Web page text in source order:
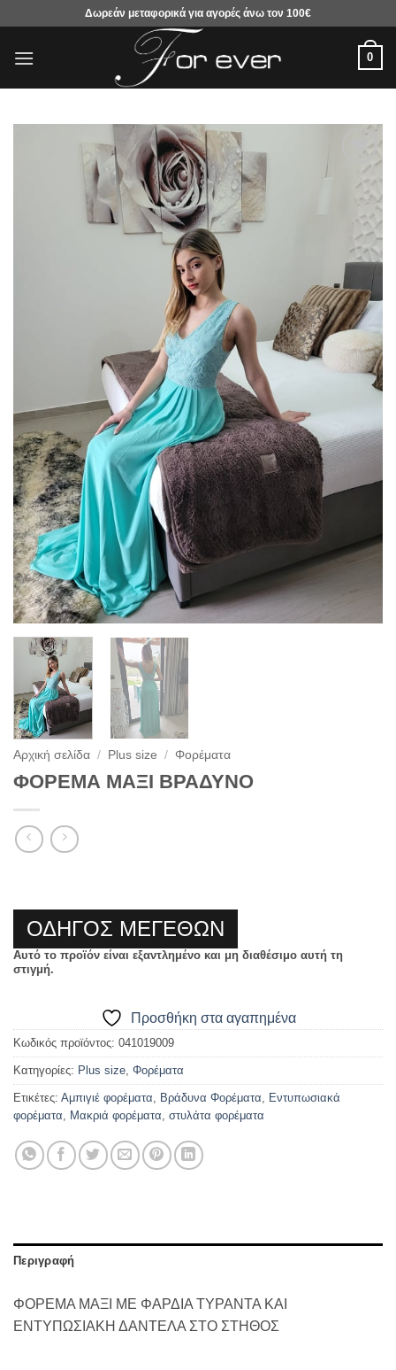
περιεχόμενο
Δωρεάν μεταφορικά για αγορές άνω τον 100€
0
Προσθήκη
αγαπημένα
Αρχική σελίδα / Plus size / Φορέματα
ΦΟΡΕΜΑ ΜΑΞΙ ΒΡΑΔΥΝΟ
ΟΔΗΓΟΣ ΜΕΓΕΘΩΝ
Αυτό το προϊόν είναι εξαντλημένο και μη διαθέσιμο αυτή τη
στιγμή.
Προσθήκη στα αγαπημένα
Κωδικός προϊόντος: 041019009
Κατηγορίες: Plus size, Φορέματα
Ετικέτες: Αμπιγιέ φορέματα, Βράδυνα Φορέματα, Εντυπωσιακά
φορέματα, Μακριά φορέματα, στυλάτα φορέματα
Περιγραφή
ΦΟΡΕΜΑ ΜΑΞΙ ΜΕ ΦΑΡΔΙΑ ΤΥΡΑΝΤΑ ΚΑΙ
ΕΝΤΥΠΩΣΙΑΚΗ ΔΑΝΤΕΛΑ ΣΤΟ ΣΤΗΘΟΣ